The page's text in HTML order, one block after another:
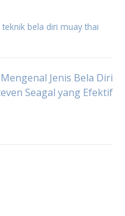
teknik bela diri muay thai
Mengenal Jenis Bela Diri
Seagal yang Efektif